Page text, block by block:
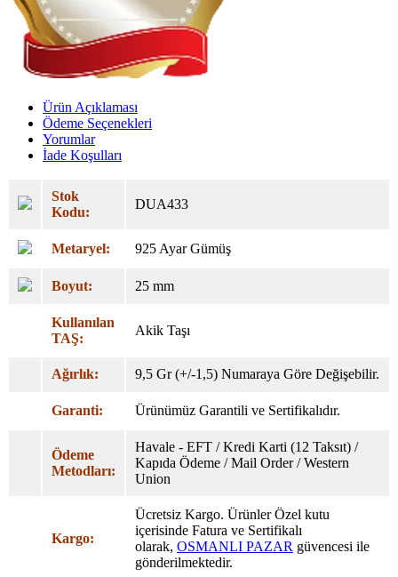
Ürün Açıklaması
Ödeme Seçenekleri
Yorumlar
İade Koşulları
Stok
Kodu:
DUA433
Metaryel: 925 Ayar Gümüş
Boyut: 25 mm
Kullanılan
TAŞ:
Akik Taşı
Ağırlık: 9,5 Gr (+/-1,5) Numaraya Göre Değişebilir.
Garanti: Ürünümüz Garantili ve Sertifikalıdır.
Ödeme
Metodları:
Havale - EFT / Kredi Karti (12 Taksıt) /
Kapıda Ödeme / Mail Order / Western
Union
Kargo:
Ücretsiz Kargo. Ürünler Özel kutu
içerisinde Fatura ve Sertifikalı
olarak, OSMANLI PAZAR güvencesi ile
gönderilmektedir.